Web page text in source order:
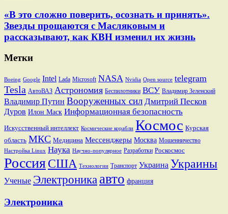
«В это сложно поверить, осознать и принять».
Звезды прощаются с Масляковым и
рассказывают, как КВН изменил их жизнь
Метки
Boeing Google Intel Lada Microsoft NASA Nvidia Open source telegram
Tesla АвтоВАЗ Астрономия Беспилотники ВСУ Владимир Зеленский
Владимир Путин Вооруженных сил Дмитрий Песков
Дуров Илон Маск Информационная безопасность
Искусственный интеллект Космические корабли Космос Курская
область МКС Медицина Мессенджеры Москва Мошенничество
Настройка Linux Наука Научно-популярное Разработки Роскосмос
РоссияСША Технологии Транспорт Украина Украины
Ученые Электроника авто франция
Электроника